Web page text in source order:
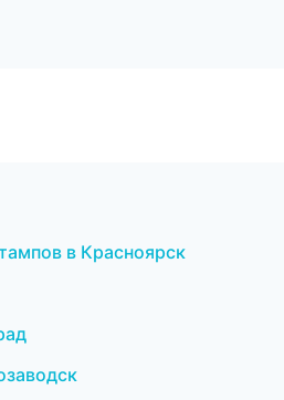
в Красноярск